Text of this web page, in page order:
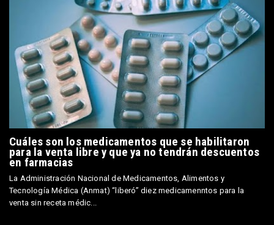
Cuáles son los medicamentos que se habilitaron
para la venta libre y que ya no tendrán descuentos
en farmacias
La Administración Nacional de Medicamentos, Alimentos y
Tecnología Médica (Anmat) “liberó” diez medicamenntos para la
venta sin receta médic...